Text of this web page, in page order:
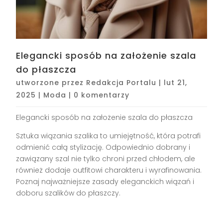
Elegancki sposób na założenie szala
do płaszcza
utworzone przez Redakcja Portalu | lut 21,
2025 | Moda | 0 komentarzy
Elegancki sposób na założenie szala do płaszcza
Sztuka wiązania szalika to umiejętność, która potrafi
odmienić całą stylizację. Odpowiednio dobrany i
zawiązany szal nie tylko chroni przed chłodem, ale
również dodaje outfitowi charakteru i wyrafinowania.
Poznaj najważniejsze zasady eleganckich wiązań i
doboru szalików do płaszczy.